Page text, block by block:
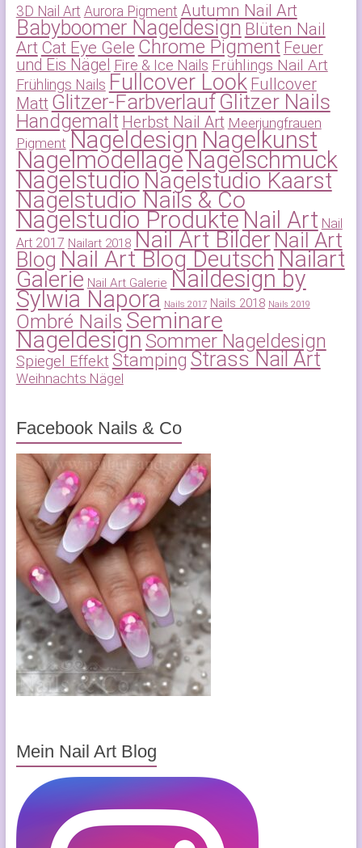
3D Nail Art Aurora Pigment Autumn Nail Art
Babyboomer Nageldesign Blüten Nail
Art Cat Eye Gele Chrome Pigment Feuer
und Eis Nägel Fire & Ice Nails Frühlings Nail Art
Frühlings Nails Fullcover Look Fullcover
Matt Glitzer-Farbverlauf Glitzer Nails
Handgemalt Herbst Nail Art Meerjungfrauen
Pigment Nageldesign Nagelkunst
NagelmodellageNagelschmuck
Nagelstudio Nagelstudio Kaarst
Nagelstudio Nails & Co
Nagelstudio ProdukteNail Art Nail
Art 2017 Nailart 2018 Nail Art Bilder Nail Art
Blog Nail Art Blog DeutschNailart
Galerie Nail Art Galerie Naildesign by
Sylwia Napora Nails 2017 Nails 2018 Nails 2019
Ombré Nails Seminare
NageldesignSommer Nageldesign
Spiegel Effekt Stamping Strass Nail Art
Weihnachts Nägel
Facebook Nails & Co
Mein Nail Art Blog